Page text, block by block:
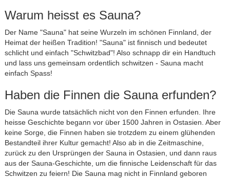
Warum heisst es Sauna?
Der Name "Sauna" hat seine Wurzeln im schönen Finnland, der
Heimat der heißen Tradition! "Sauna" ist finnisch und bedeutet
schlicht und einfach "Schwitzbad"! Also schnapp dir ein Handtuch
und lass uns gemeinsam ordentlich schwitzen - Sauna macht
einfach Spass!
Haben die Finnen die Sauna erfunden?
Die Sauna wurde tatsächlich nicht von den Finnen erfunden. Ihre
heisse Geschichte begann vor über 1500 Jahren in Ostasien. Aber
keine Sorge, die Finnen haben sie trotzdem zu einem glühenden
Bestandteil ihrer Kultur gemacht! Also ab in die Zeitmaschine,
zurück zu den Ursprüngen der Sauna in Ostasien, und dann raus
aus der Sauna-Geschichte, um die finnische Leidenschaft für das
Schwitzen zu feiern! Die Sauna mag nicht in Finnland geboren